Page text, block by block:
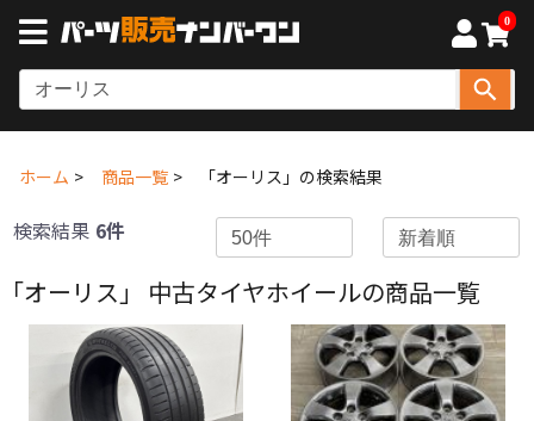
0
ホーム 商品一覧 「オーリス」の検索結果
検索結果 6件
「オーリス」 中古タイヤホイールの商品一覧